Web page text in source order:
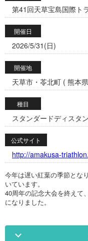
第41回天草宝島国際ト
開催日
2026/5/31(日)
開催地
天草市・苓北町 ( 熊本
種目
スタンダードディスタ
公式サイト
http://amakusa-
今年は遅い紅葉の季節とな
いています。
40周年の記念大会を終えて
になりました。